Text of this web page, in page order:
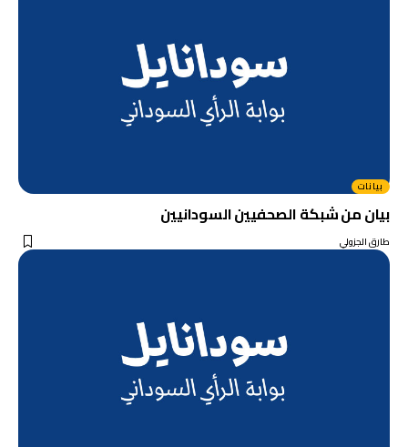
بيانات
بيان من شبكة الصحفيين السودانيين
طارق الجزولي